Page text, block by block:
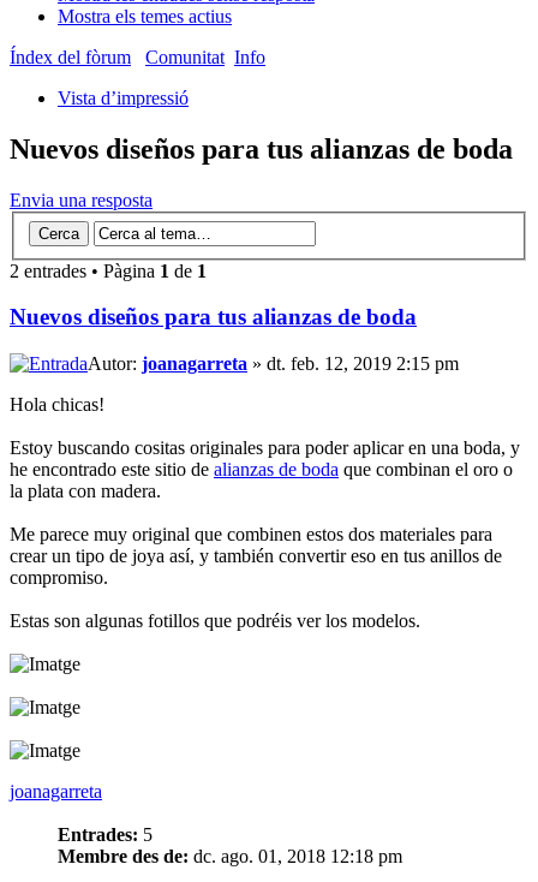
Mostra els temes actius
Índex del fòrum
Comunitat Info
Vista d’impressió
Nuevos diseños para tus alianzas de boda
Envia una resposta
2 entrades • Pàgina 1 de 1
Nuevos diseños para tus alianzas de boda
Autor: joanagarreta » dt. feb. 12, 2019 2:15 pm
Hola chicas!
Estoy buscando cositas originales para poder aplicar en una boda, y
he encontrado este sitio de alianzas de boda que combinan el oro o
la plata con madera.
Me parece muy original que combinen estos dos materiales para
crear un tipo de joya así, y también convertir eso en tus anillos de
compromiso.
Estas son algunas fotillos que podréis ver los modelos.
joanagarreta
Entrades: 5
Membre des de: dc. ago. 01, 2018 12:18 pm